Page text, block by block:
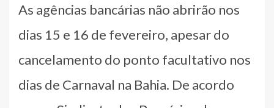
As agências bancárias não abrirão nos
dias 15 e 16 de fevereiro, apesar do
cancelamento do ponto facultativo nos
dias de Carnaval na Bahia. De acordo